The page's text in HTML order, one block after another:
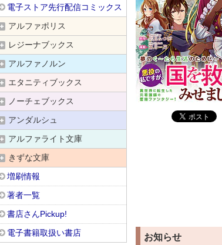
お知らせ
電子ストア先行配信コミックス
アルファポリス
レジーナブックス
アルファノルン
エタニティブックス
ノーチェブックス
アンダルシュ
アルファライト文庫
きずな文庫
増刷情報
著者一覧
書店さんPickup!
電子書籍取扱い書店